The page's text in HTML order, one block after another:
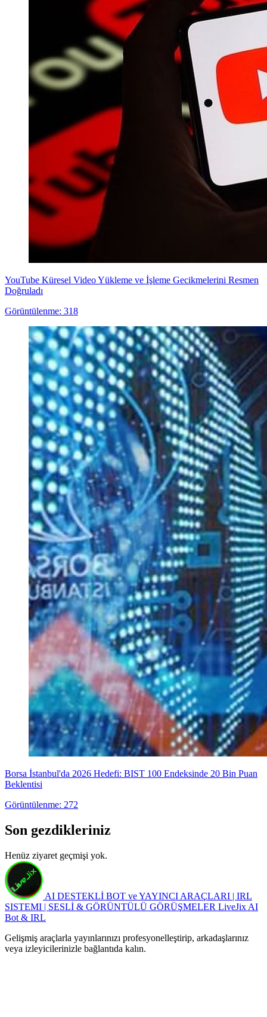
YouTube Küresel Video Yükleme ve İşleme Gecikmelerini Resmen
Doğruladı
Görüntülenme: 318
Borsa İstanbul'da 2026 Hedefi: BIST 100 Endeksinde 20 Bin Puan
Beklentisi
Görüntülenme: 272
Son gezdikleriniz
Henüz ziyaret geçmişi yok.
AI DESTEKLİ BOT ve YAYINCI ARAÇLARI | IRL
SISTEMI | SESLİ & GÖRÜNTÜLÜ GÖRÜŞMELER LiveJix AI
Bot & IRL
Gelişmiş araçlarla yayınlarınızı profesyonelleştirip, arkadaşlarınız
veya izleyicilerinizle bağlantıda kalın.